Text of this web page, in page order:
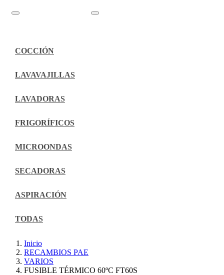
COCCIÓN
LAVAVAJILLAS
LAVADORAS
FRIGORÍFICOS
MICROONDAS
SECADORAS
ASPIRACIÓN
TODAS
Inicio
RECAMBIOS PAE
VARIOS
FUSIBLE TÉRMICO 60ºC FT60S